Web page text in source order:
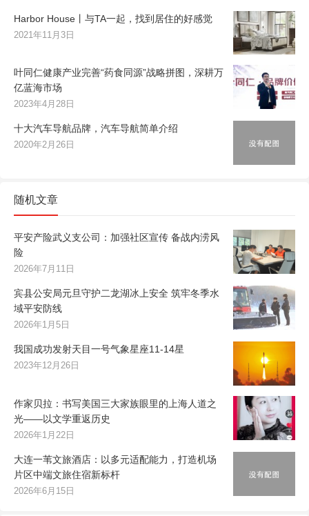
Harbor House丨与TA一起，找到居住的好感觉
2021年11月3日
叶同仁健康产业完善“药食同源”战略拼图，深耕万
亿蓝海市场
2023年4月28日
十大汽车导航品牌，汽车导航简单介绍
2020年2月26日
随机文章
平安产险武义支公司：加强社区宣传 备战内涝风
险
2026年7月11日
宾县公安局元旦守护二龙湖冰上安全 筑牢冬季水
域平安防线
2026年1月5日
我国成功发射天目一号气象星座11-14星
2023年12月26日
作家贝拉：书写美国三大家族眼里的上海人道之
光——以文学重返历史
2026年1月22日
大连一苇文旅酒店：以多元适配能力，打造机场
片区中端文旅住宿新标杆
2026年6月15日